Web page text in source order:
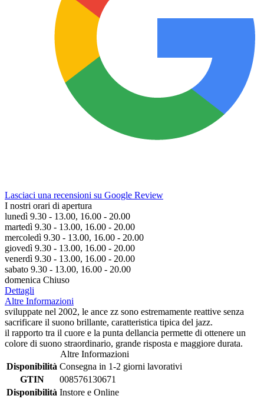
Lasciaci una recensioni su Google Review
I nostri orari di apertura
lunedì 9.30 - 13.00, 16.00 - 20.00
martedì 9.30 - 13.00, 16.00 - 20.00
mercoledì 9.30 - 13.00, 16.00 - 20.00
giovedì 9.30 - 13.00, 16.00 - 20.00
venerdì 9.30 - 13.00, 16.00 - 20.00
sabato 9.30 - 13.00, 16.00 - 20.00
domenica Chiuso
Dettagli
Altre Informazioni
sviluppate nel 2002, le ance zz sono estremamente reattive senza
sacrificare il suono brillante, caratteristica tipica del jazz.
il rapporto tra il cuore e la punta dellancia permette di ottenere un
colore di suono straordinario, grande risposta e maggiore durata.
Altre Informazioni
Disponibilità Consegna in 1-2 giorni lavorativi
GTIN
008576130671
Disponibilità Instore e Online